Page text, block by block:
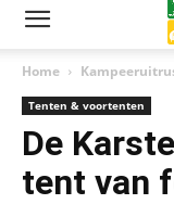
Home
Tenten & voortenten
De
tent van